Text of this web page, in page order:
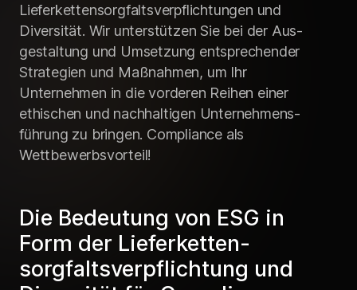
Lieferketten­sorgfalts­verpflichtungen und
Diversität. Wir unterstützen Sie bei der Aus­
gestaltung und Umsetzung entsprechender
Strategien und Maßnahmen, um Ihr
Unternehmen in die vorderen Reihen einer
ethischen und nachhaltigen Unternehmens­
führung zu bringen. Compliance als
Wettbewerbs­vorteil!
Die Bedeutung von ESG in
Form der Lieferketten­
sorgfalts­verpflichtung und